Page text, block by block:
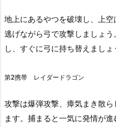
地上にあるやつを破壊し、上
逃げながら弓で攻撃しましょ
し、すぐに弓に持ち替えましょ
第2携帯 レイダードラゴン
攻撃は爆弾攻撃、瘴気まき散
ます。捕まると一気に発情が